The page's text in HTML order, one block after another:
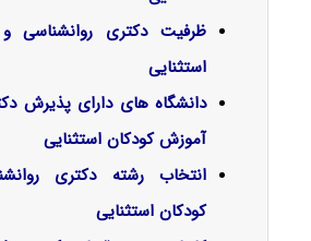
ظرفیت دکتری روانشناسی
استثنایی
دانشگاه های دارای پذیرش
آموزش کودکان استثنایی
انتخاب رشته دکتری
کودکان استثنایی